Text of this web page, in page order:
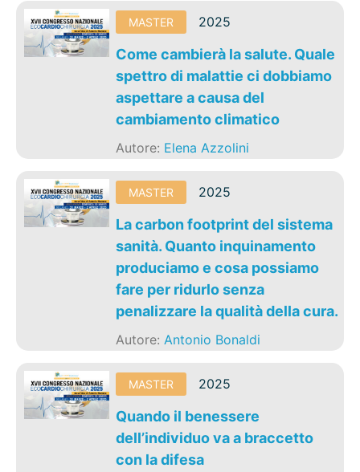
MASTER 2025
Come cambierà la salute. Quale
spettro di malattie ci dobbiamo
aspettare a causa del
cambiamento climatico
Autore: Elena Azzolini
MASTER 2025
La carbon footprint del sistema
sanità. Quanto inquinamento
produciamo e cosa possiamo
fare per ridurlo senza
penalizzare la qualità della cura.
Autore:Antonio Bonaldi
MASTER 2025
Quando il benessere
dell’individuo va a braccetto
con la difesa